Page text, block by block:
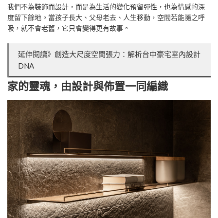
我們不為裝飾而設計，而是為生活的變化預留彈性，也為情感的深
度留下餘地。當孩子長大、父母老去、人生移動，空間若能隨之呼
吸，就不會老舊，它只會變得更有故事。
延伸閱讀》創造大尺度空間張力：解析台中豪宅室內設計
DNA
家的靈魂，由設計與佈置一同編織